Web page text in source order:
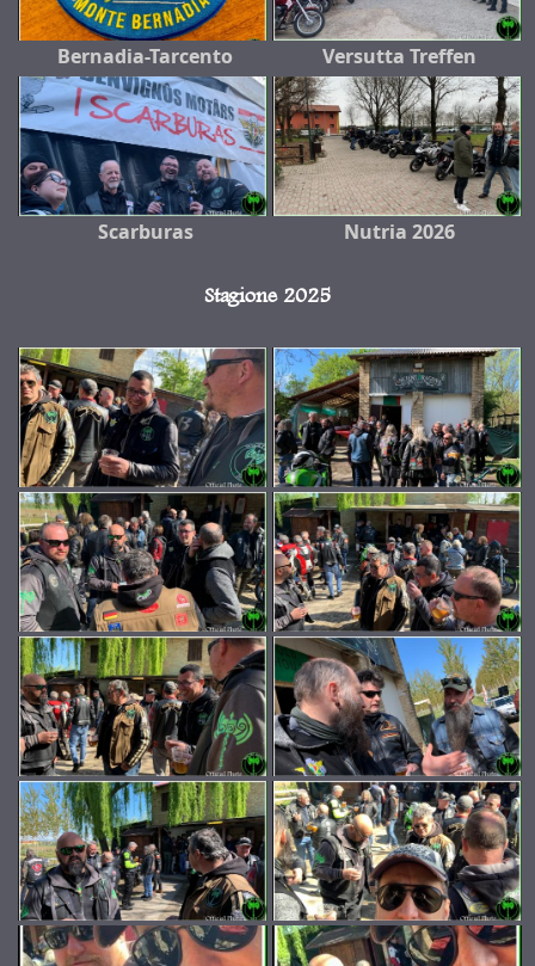
Bernadia-Tarcento Versutta Treffen
Scarburas Nutria 2026
Stagione 2025